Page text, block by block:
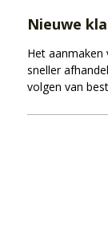
Nieuwe
Het aanmaken
sneller
volgen van